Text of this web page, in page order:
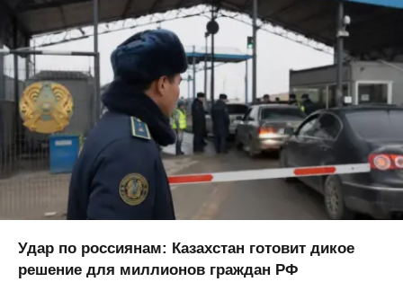
Удар по россиянам: Казахстан готовит дикое
решение для миллионов граждан РФ